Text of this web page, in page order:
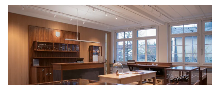
AUFZUG
Automatischer Aufzug
FREQUENZ
28.800 A/h, 4 Hz